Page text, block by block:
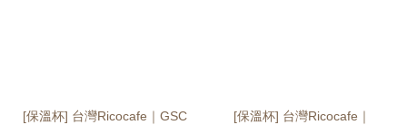
[保溫杯] 台灣Ricocafe｜GSC
[保溫杯] 台灣Ricocafe｜